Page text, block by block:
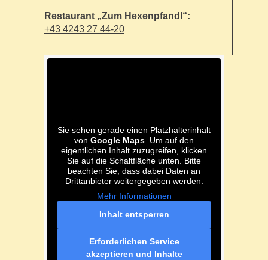
Restaurant „Zum Hexenpfandl“:
+43 4243 27 44-20
Sie sehen gerade einen Platzhalterinhalt
von Google Maps . Um auf den
eigentlichen Inhalt zuzugreifen, klicken
Sie auf die Schaltfläche unten. Bitte
beachten Sie, dass dabei Daten an
Drittanbieter weitergegeben werden.
Mehr Informationen
Inhalt entsperren
Erforderlichen Service
akzeptieren und Inhalte